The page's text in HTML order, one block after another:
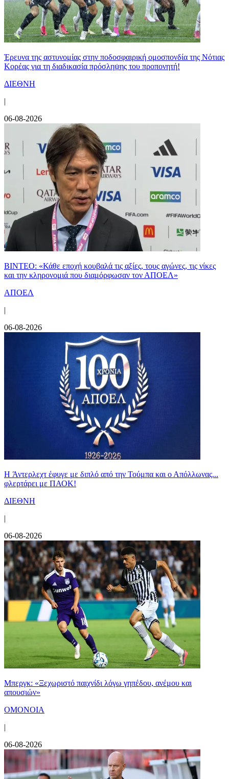
Έρευνα της αστυνομίας στην ποδοσφαιρική ομοσπονδία της Νότιας
Κορέας για τη διαδικασία πρόσληψης του προπονητή!
ΔΙΕΘΝΗ
|
06-08-2026
ΒΙΝΤΕΟ: «Κάθε εποχή κουβαλά τις αξίες, τους αγώνες, τις νίκες
και την κληρονομιά που διαμόρφωσαν τον ΑΠΟΕΛ»
ΑΠΟΕΛ
|
06-08-2026
H Άντερλεχτ έφυγε με διπλό από την Τούμπα και ο Απόλλωνας...
φλερτάρει με ΠΑΟΚ!
ΔΙΕΘΝΗ
|
06-08-2026
Μπεργκ: «Ξεχωριστό παιχνίδι λόγω γηπέδου, ανέμου και
απουσιών»
ΟΜΟΝΟΙΑ
|
06-08-2026